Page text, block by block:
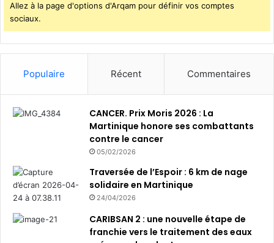
Allez à la page d'options d'Arqam pour définir vos comptes
sociaux.
Populaire Récent Commentaires
CANCER. Prix Moris 2026 : La
Martinique honore ses combattants
contre le cancer
05/02/2026
Traversée de l’Espoir : 6 km de nage
solidaire en Martinique
24/04/2026
CARIBSAN 2 : une nouvelle étape de
franchie vers le traitement des eaux